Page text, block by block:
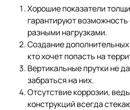
Хорошие показатели
гарантируют
разными нагрузками.
Создание
кто хочет попасть на
Вертикальные прутки не
забраться на них.
Отсутствие коррозии,
конструкций всегда